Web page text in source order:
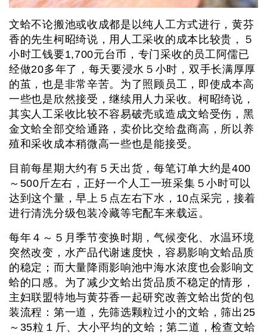
文蛤不论搬池或收成都是以纯人工方式进行，黄芬
香的先生柯昭绮说，用人工采收的成本比较贵，５
小时工钱要1,700元台币，专门采收的员工阿儒已
经做20多年了，每天要浸水５小时，双手长满厚厚
的茧，也是非常辛苦。为了照顾员工，即使成本高
一些也是欣然接受，继续用人力采收。柯昭绮说，
其实人工采收比较不容易破壳或造成文蛤受伤，黑
金文蛤全部交给通路，卖价比交给盘商高，所以养
殖和采收成本稍微高一些也是能接受。
目前每星期大约有５天出货，每笔订单大约是400
～500斤左右，正好一个人工一班采集５小时可以
达到这个量，早上５点左右下水，10点采完，接着
进行清洗分级包装冷藏等宅配车来载运。
每年４～５月季节变换时期，气候变化、水温环境
突然改变，水产品代谢速度快，容易影响文蛤品质
的稳定；而大量降雨影响池中海水浓度也会影响文
蛤的口感。为了减少文蛤出货品质不稳定的情形，
主妇联盟特地与黄芬香一起研究改善文蛤出货的包
装流程：第一道，先筛选颗粒过小的文蛤，筛出25
～35粒１斤、大小平均的文蛤；第二道，检查文蛤